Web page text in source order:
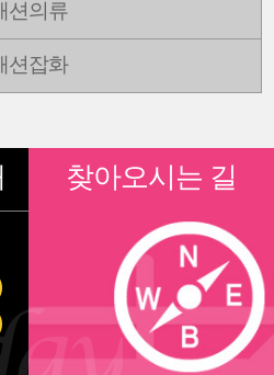
션의류
션잡화
찾아오시는 길